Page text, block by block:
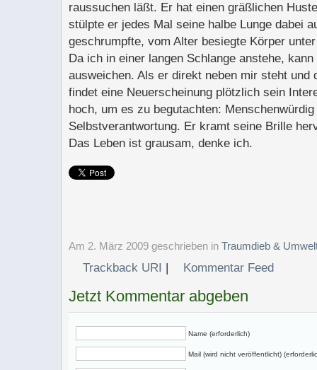
raussuchen läßt. Er hat einen gräßlichen
stülpte er jedes Mal seine halbe Lunge dabei
geschrumpfte, vom Alter besiegte Körper
Da ich in einer langen Schlange anstehe,
ausweichen. Als er direkt neben mir steht und
findet eine Neuerscheinung plötzlich sein
hoch, um es zu begutachten:
Selbstverantwortung. Er kramt seine Brille
Das Leben ist grausam, denke ich.
Am 2. März 2009 geschrieben in Traumdieb &
Trackback URI Kommentar Feed
Jetzt Kommentar abgeben
Name (erforderlich)
Mail (wird nicht veröffentlicht)